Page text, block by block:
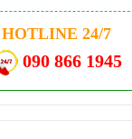
HOTLINE 24/7
090 866 1945